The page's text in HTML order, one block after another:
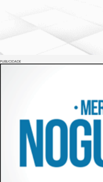
PUBLICIDADE